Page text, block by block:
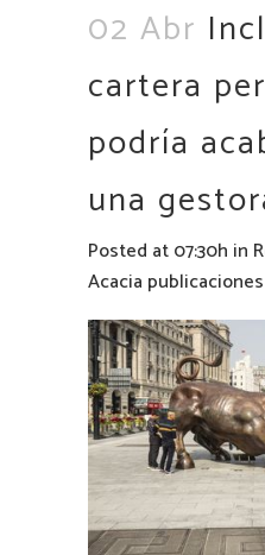
02 Abr
cartera
podría
una
Posted at 07:30h in
Acacia publicaciones